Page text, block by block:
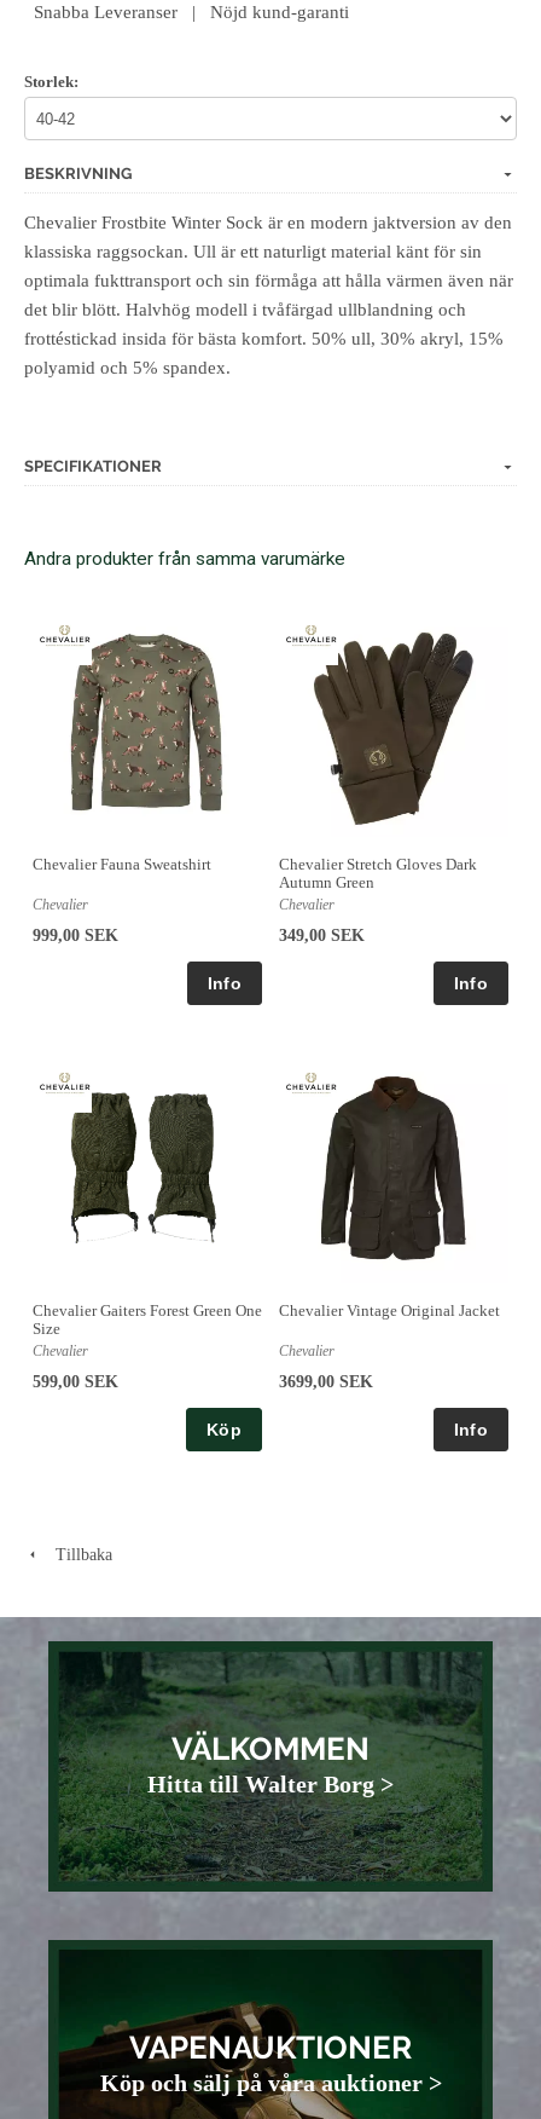
Snabba Leveranser | Nöjd kund-garanti
Storlek:
BESKRIVNING
Chevalier Frostbite Winter Sock är en modern jaktversion av den
klassiska raggsockan. Ull är ett naturligt material känt för sin
optimala fukttransport och sin förmåga att hålla värmen även när
det blir blött. Halvhög modell i tvåfärgad ullblandning och
frottéstickad insida för bästa komfort. 50% ull, 30% akryl, 15%
polyamid och 5% spandex.
SPECIFIKATIONER
Andra produkter från samma varumärke
Chevalier Fauna Sweatshirt
Chevalier
999,00 SEK
Chevalier Stretch Gloves Dark
Autumn Green
Chevalier
349,00 SEK
Chevalier Gaiters Forest Green One
Size
Chevalier
599,00 SEK
Köp
Chevalier Vintage Original Jacket
Chevalier
3699,00 SEK
Tillbaka
VÄLKOMMEN
Hitta till Walter Borg >
VAPENAUKTIONER
Köp och sälj på våra auktioner >